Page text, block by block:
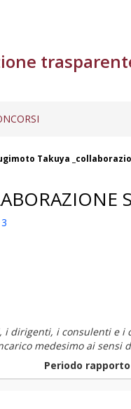
Takuya
i consulenti e
medesimo ai sensi
Periodo rapporto